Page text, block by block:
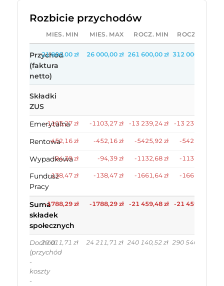
Rozbicie przychodów
MIES. MIN MIES. MAX ROCZ. MIN ROCZ. MAX
Przychód
(faktura
netto)
21 800,00 zł 26 000,00 zł 261 600,00 zł 312 000,00 zł
Składki
ZUS
Emerytalna
-1103,27 zł -1103,27 zł -13 239,24 zł -13 239,24 zł
Rentowa-452,16 zł -452,16 zł -5425,92 zł -5425,92 zł
Wypadkowa
-94,39 zł -94,39 zł -1132,68 zł -1132,68 zł
Fundusz
Pracy
-138,47 zł -138,47 zł -1661,64 zł -1661,64 zł
Suma
składek
społecznych
-1788,29 zł -1788,29 zł -21 459,48 zł -21 459,48 zł
Dochód
(przychód
-
koszty
-
20 011,71 zł 24 211,71 zł 240 140,52 zł 290 540,52 zł